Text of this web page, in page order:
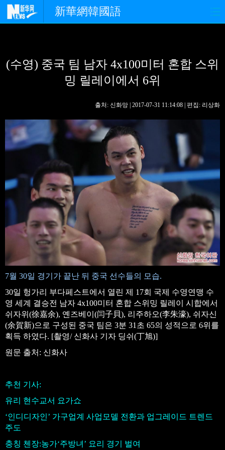
新華網韓國語
경제 사회 포토
핫 TV
생생 중국어
(수영) 중국 팀 남자 4x100미터 혼합 스위
밍 릴레이에서 6위
출처: 신화망 | 2017-07-31 11:14:08 | 편집: 리상화
7월 30일 경기가 끝난 뒤 중국 선수들의 모습.
30일 헝가리 부다페스트에서 열린 제 17회 국제 수영연맹 수
영 세계 결승전 남자 4x100미터 혼합 스위밍 릴레이 시합에서
쉬자위(徐嘉余), 옌즈베이(闫子貝), 리주하오(李朱濠), 쉬자신
(余賀新)으로 구성된 중국 팀은 3분 31초 65의 성적으로 6위를
획득 하였다. [촬영/ 신화사 기자 딩쉬(丁旭)]
원문 출처: 신화사
추천 기사:
유리 현수교서 요가쇼
‘인디디자인’ 가구업계 사업모델 전환과 업그레이드 트렌드
주도
충칭 첸장:농가‘주방녀’ 요리 경기 벌여